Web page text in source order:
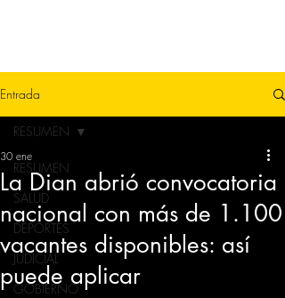
Entrada
RESUMEN
SALUD
DEPORTES
JUDICIAL
GOBIERNO
RESUMEN
La Dian abrió convocatoria
nacional con más de 1.100
vacantes disponibles: así
puede aplicar
30 ene